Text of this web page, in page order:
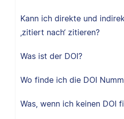
Kann ich direkte und
‚zitiert nach‘ zitieren?
Was ist der DOI?
Wo finde ich die DOI
Was, wenn ich keinen DOI